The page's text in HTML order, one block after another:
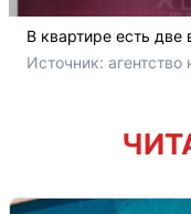
В квартире есть
Источник: